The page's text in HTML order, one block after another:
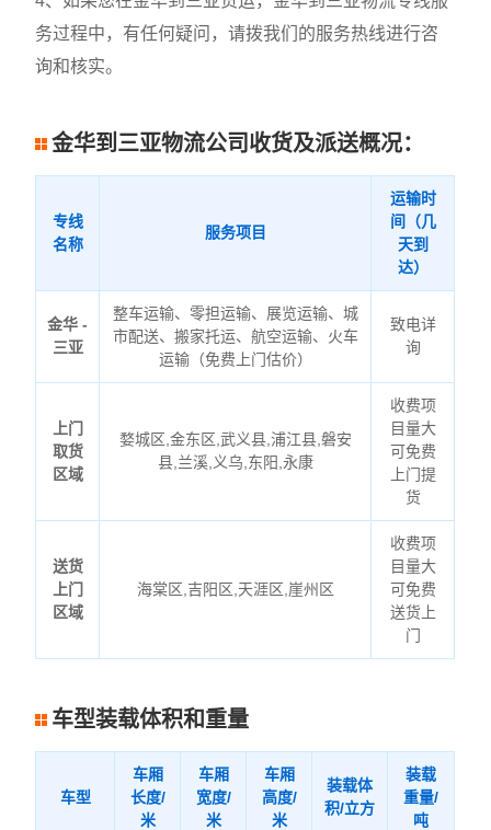
务过程中，有任何疑问，请拨我们的服务热线进行咨
询和核实。
金华到三亚物流公司收货及派送概况：
专线
名称
服务项目
运输时
间（几
天到
达）
金华 -
三亚
整车运输、零担运输、展览运输、城
市配送、搬家托运、航空运输、火车
运输（免费上门估价）
致电详
询
上门
取货
区域
婺城区,金东区,武义县,浦江县,磐安
县,兰溪,义乌,东阳,永康
收费项
目量大
可免费
上门提
货
送货
上门
区域
海棠区,吉阳区,天涯区,崖州区
收费项
目量大
可免费
送货上
门
车型装载体积和重量
车型
车厢
长度/
米
车厢
宽度/
米
车厢
高度/
米
装载体
积/立方
装载
重量/
吨